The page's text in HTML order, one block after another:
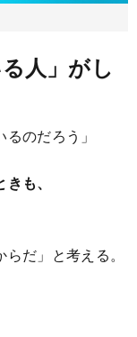
人」がし
のだろう」
も、
だ」と考える。